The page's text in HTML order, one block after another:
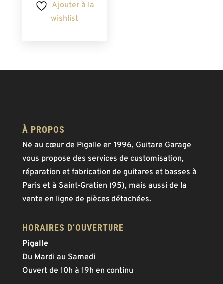
Ajouter à la
wishlist
À PROPOS
Né au cœur de Pigalle en 1996, Guitare Garage
vous propose des services de customisation,
réparation et fabrication de guitares et basses à
Paris et à Saint-Gratien (95), mais aussi de la
vente en ligne de pièces détachées.
HORAIRES D’OUVERTURE
Pigalle
Du Mardi au Samedi
Ouvert de 10h à 19h en continu